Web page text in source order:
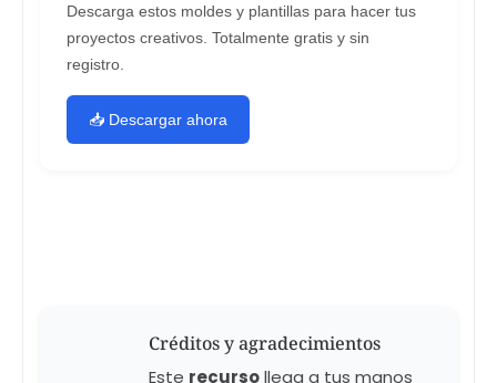
Descarga estos moldes y plantillas para hacer tus
proyectos creativos. Totalmente gratis y sin
registro.
📥 Descargar ahora
Créditos y agradecimientos
Este recursollega a tus manos